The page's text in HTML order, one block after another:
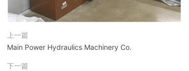
上一篇
Main Power Hydraulics Machinery Co.
下一篇